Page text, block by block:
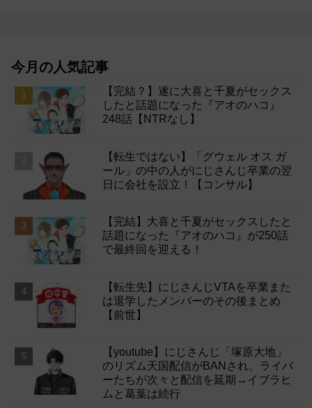
今月の人気記事
【完結？】遂に大喜と千夏がセックス
したと話題になった『アオのハコ』
248話【NTRなし】
【転生ではない】「グウェル オス ガ
ール」の中の人がにじさんじ卒業の翌
日に会社を設立！【コンサル】
【完結】大喜と千夏がセックスしたと
話題になった『アオのハコ』が250話
で最終回を迎える！
【転生先】にじさんじVTAを卒業また
は退学したメンバーのその後まとめ
【前世】
【youtube】にじさんじ「塚原大地」
のリズム天国配信がBANされ、ライバ
ーたちが次々と配信を延期→イブラヒ
ムと葛葉は続行